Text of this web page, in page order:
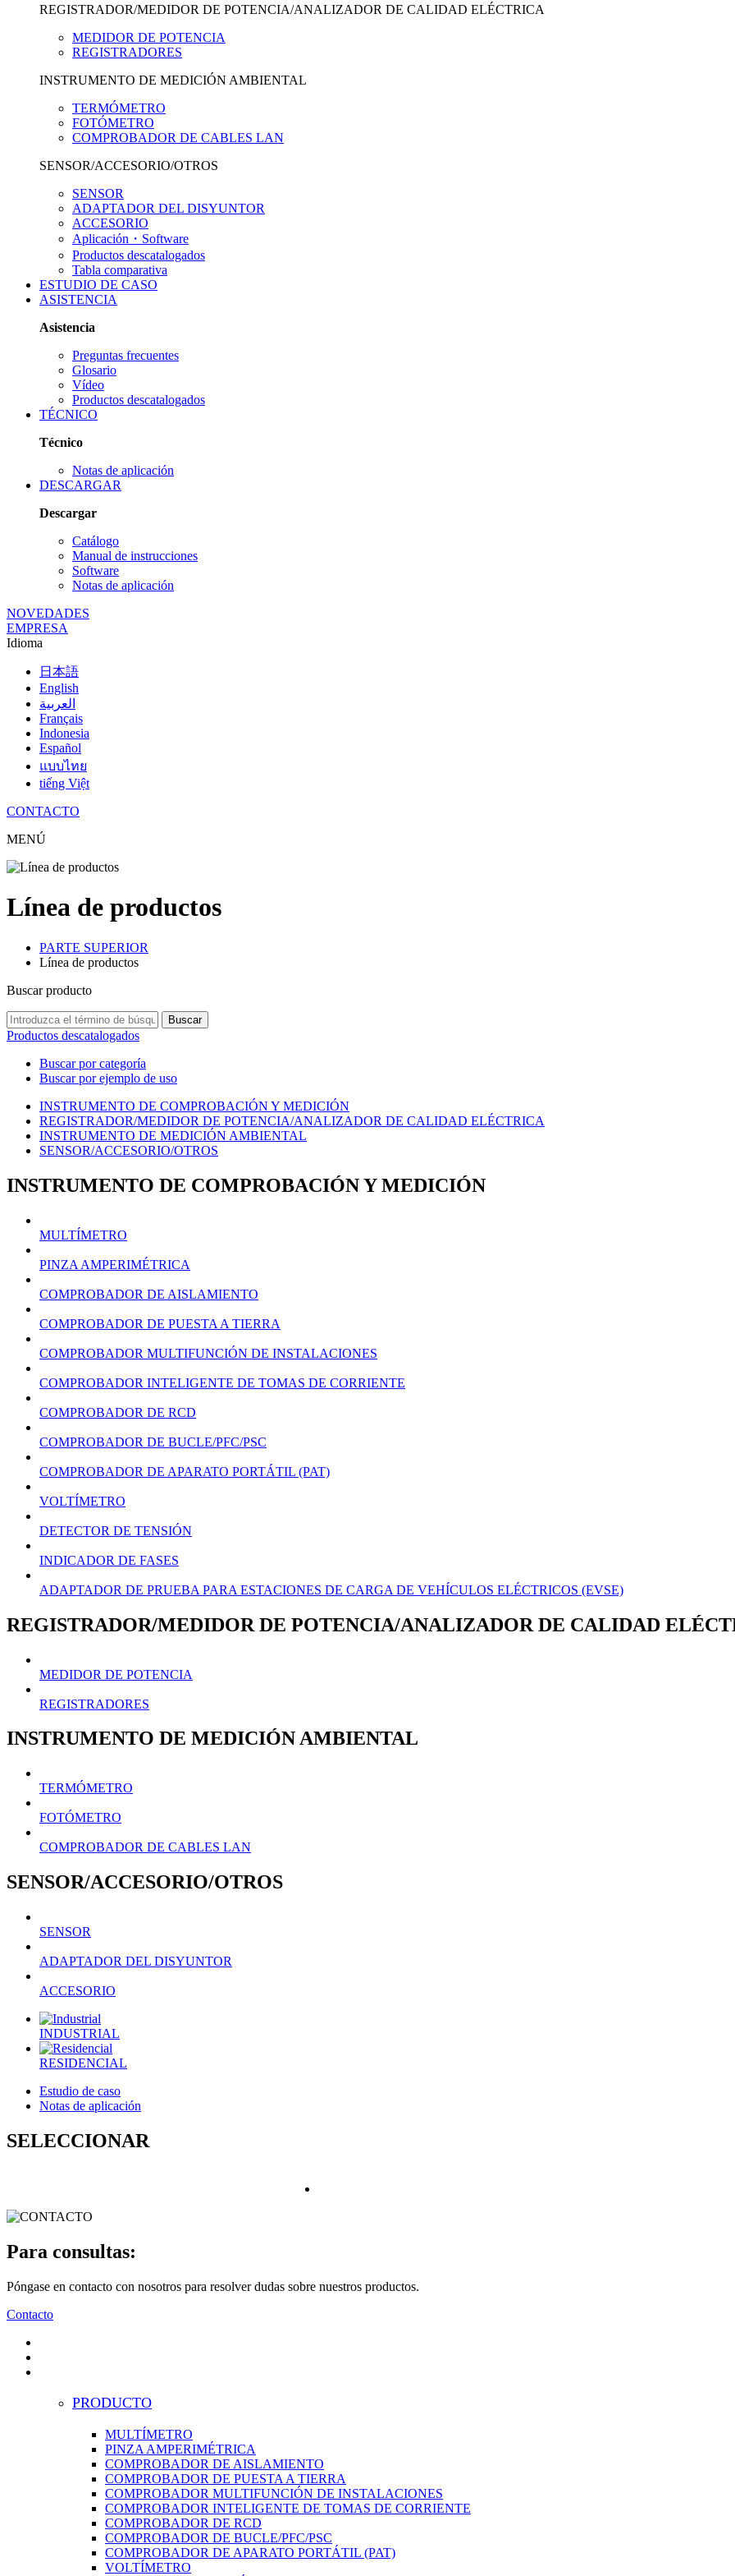
REGISTRADOR/MEDIDOR DE POTENCIA/ANALIZADOR DE CALIDAD ELÉCTRICA
MEDIDOR DE POTENCIA
REGISTRADORES
INSTRUMENTO DE MEDICIÓN AMBIENTAL
TERMÓMETRO
FOTÓMETRO
COMPROBADOR DE CABLES LAN
SENSOR/ACCESORIO/OTROS
SENSOR
ADAPTADOR DEL DISYUNTOR
ACCESORIO
Aplicación・Software
Productos descatalogados
Tabla comparativa
ESTUDIO DE CASO
ASISTENCIA
Asistencia
Preguntas frecuentes
Glosario
Vídeo
Productos descatalogados
TÉCNICO
Técnico
Notas de aplicación
DESCARGAR
Descargar
Catálogo
Manual de instrucciones
Software
Notas de aplicación
NOVEDADES
EMPRESA
Idioma
日本語
English
العربية
Français
Indonesia
Español
แบบไทย
tiếng Việt
CONTACTO
MENÚ
Línea de productos
PARTE SUPERIOR
Línea de productos
Buscar producto
Buscar
Productos descatalogados
Buscar por categoría
Buscar por ejemplo de uso
INSTRUMENTO DE COMPROBACIÓN Y MEDICIÓN
REGISTRADOR/MEDIDOR DE POTENCIA/ANALIZADOR DE CALIDAD ELÉCTRICA
INSTRUMENTO DE MEDICIÓN AMBIENTAL
SENSOR/ACCESORIO/OTROS
INSTRUMENTO DE COMPROBACIÓN Y MEDICIÓN
MULTÍMETRO
PINZA AMPERIMÉTRICA
COMPROBADOR DE AISLAMIENTO
COMPROBADOR DE PUESTA A TIERRA
COMPROBADOR MULTIFUNCIÓN DE INSTALACIONES
COMPROBADOR INTELIGENTE DE TOMAS DE CORRIENTE
COMPROBADOR DE RCD
COMPROBADOR DE BUCLE/PFC/PSC
COMPROBADOR DE APARATO PORTÁTIL (PAT)
VOLTÍMETRO
DETECTOR DE TENSIÓN
INDICADOR DE FASES
ADAPTADOR DE PRUEBA PARA ESTACIONES DE CARGA DE VEHÍCULOS ELÉCTRICOS (EVSE)
REGISTRADOR/MEDIDOR DE POTENCIA/ANALIZADOR DE CALIDAD
MEDIDOR DE POTENCIA
REGISTRADORES
INSTRUMENTO DE MEDICIÓN AMBIENTAL
TERMÓMETRO
FOTÓMETRO
COMPROBADOR DE CABLES LAN
SENSOR/ACCESORIO/OTROS
SENSOR
ADAPTADOR DEL DISYUNTOR
ACCESORIO
INDUSTRIAL
RESIDENCIAL
Estudio de caso
Notas de aplicación
SELECCIONAR
Para consultas:
Póngase en contacto con nosotros para resolver dudas sobre nuestros productos.
Contacto
PRODUCTO
MULTÍMETRO
PINZA AMPERIMÉTRICA
COMPROBADOR DE AISLAMIENTO
COMPROBADOR DE PUESTA A TIERRA
COMPROBADOR MULTIFUNCIÓN DE INSTALACIONES
COMPROBADOR INTELIGENTE DE TOMAS DE CORRIENTE
COMPROBADOR DE RCD
COMPROBADOR DE BUCLE/PFC/PSC
COMPROBADOR DE APARATO PORTÁTIL (PAT)
VOLTÍMETRO